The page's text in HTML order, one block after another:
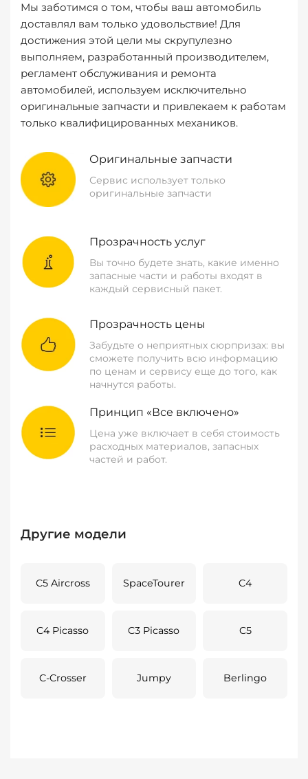
Мы заботимся о том, чтобы ваш автомобиль
доставлял вам только удовольствие! Для
достижения этой цели мы скрупулезно
выполняем, разработанный производителем,
регламент обслуживания и ремонта
автомобилей, используем исключительно
оригинальные запчасти и привлекаем к работам
только квалифицированных механиков.
Оригинальные запчасти
Сервис использует только
оригинальные запчасти
Прозрачность услуг
Вы точно будете знать, какие именно
запасные части и работы входят в
каждый сервисный пакет.
Прозрачность цены
Забудьте о неприятных сюрпризах: вы
сможете получить всю информацию
по ценам и сервису еще до того, как
начнутся работы.
Принцип «Все включено»
Цена уже включает в себя стоимость
расходных материалов, запасных
частей и работ.
Другие модели
C5 Aircross SpaceTourer C4
C4 Picasso C3 Picasso C5
C-Crosser Jumpy Berlingo